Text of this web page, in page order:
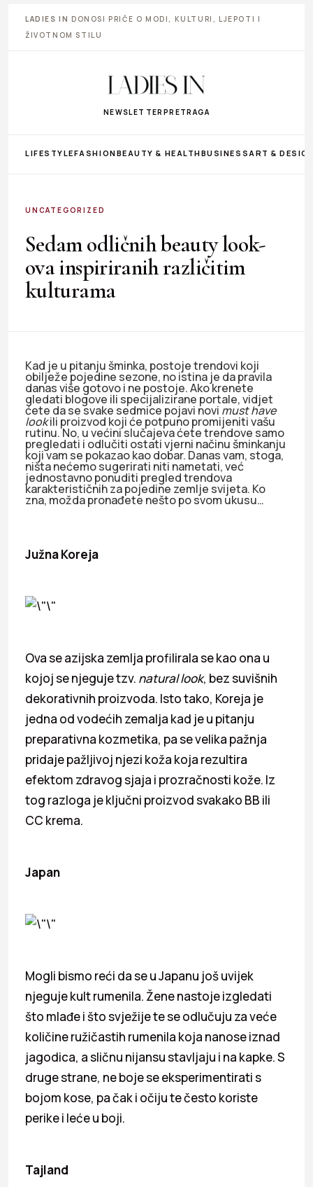
LADIES IN DONOSI PRIČE O MODI, KULTURI, LJEPOTI I
ŽIVOTNOM STILU
NEWSLETTER PRETRAGA
LIFESTYLEFASHIONBEAUTY & HEALTHBUSINESS ART &
UNCATEGORIZED
Sedam odličnih beauty look-
ova inspiriranih različitim
kulturama
Kad je u pitanju šminka, postoje trendovi koji
obilježe pojedine sezone, no istina je da pravila
danas više gotovo i ne postoje. Ako krenete
gledati blogove ili specijalizirane portale, vidjet
ćete da se svake sedmice pojavi novi must have
lookili proizvod koji će potpuno promijeniti vašu
rutinu. No, u većini slučajeva ćete trendove samo
pregledati i odlučiti ostati vjerni načinu šminkanju
koji vam se pokazao kao dobar. Danas vam, stoga,
ništa nećemo sugerirati niti nametati, već
jednostavno ponuditi pregled trendova
karakterističnih za pojedine zemlje svijeta. Ko
zna, možda pronađete nešto po svom ukusu…
Južna Koreja
Ova se azijska zemlja profilirala se kao ona u
kojoj se njeguje tzv. natural look, bez suvišnih
dekorativnih proizvoda. Isto tako, Koreja je
jedna od vodećih zemalja kad je u pitanju
preparativna kozmetika, pa se velika pažnja
pridaje pažljivoj njezi koža koja rezultira
efektom zdravog sjaja i prozračnosti kože. Iz
tog razloga je ključni proizvod svakako BB ili
CC krema.
Japan
Mogli bismo reći da se u Japanu još uvijek
njeguje kult rumenila. Žene nastoje izgledati
što mlađe i što svježije te se odlučuju za veće
količine ružičastih rumenila koja nanose iznad
jagodica, a sličnu nijansu stavljaju i na kapke. S
druge strane, ne boje se eksperimentirati s
bojom kose, pa čak i očiju te često koriste
perike i leće u boji.
Tajland